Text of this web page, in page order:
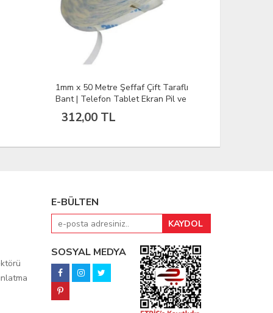
3mm x 50metre Siyah Çift Taraflı
Tamir Bandı | Telefon Tablet Ekran
Kasa Kapak Pil Yapıştırma Bandı
416,64 TL
E-BÜLTEN
SOSYAL MEDYA